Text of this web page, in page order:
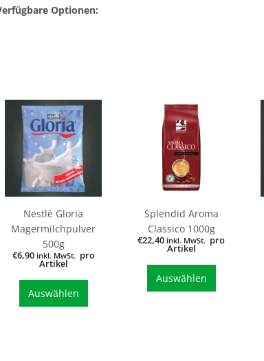
Optionen:
Nestlé Gloria
Magermilchpulver
500g
€6,90 inkl. MwSt. pro
Artikel
Auswählen
Splendid Aroma
Classico 1000g
€22,40 inkl. MwSt. pro
Artikel
Auswählen